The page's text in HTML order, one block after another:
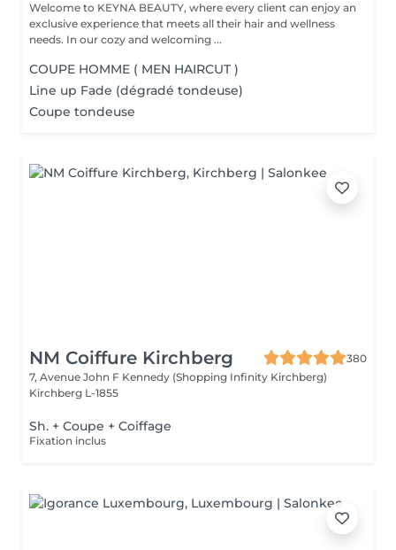
Welcome to KEYNA BEAUTY, where every client can enjoy an
exclusive experience that meets all their hair and wellness
needs. In our cozy and welcoming ...
COUPE HOMME ( MEN HAIRCUT )
Line up Fade (dégradé tondeuse)
Coupe tondeuse
NM Coiffure Kirchberg
380
7, Avenue John F Kennedy (Shopping Infinity Kirchberg)
Kirchberg L-1855
Sh. + Coupe + Coiffage
Fixation inclus